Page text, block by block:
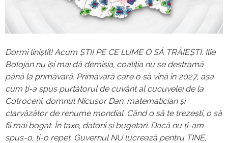
Dormi liniștit! Acum ȘTII PE CE LUME O SĂ TRĂIEȘTI. Ilie
Bolojan nu își mai dă demisia, coaliția nu se destramă
până la primăvară. Primăvară care o să vină în 2027, așa
cum ți-a spus purtătorul de cuvânt al cucuvelei de la
Cotroceni, domnul Nicușor Dan, matematician și
clarvăzător de renume mondial. Când o să te trezești, o să
fii mai bogat. În taxe, datorii și bugetari. Dacă nu ți-am
spus-o, ți-o repet. Guvernul NU lucrează pentru TINE,